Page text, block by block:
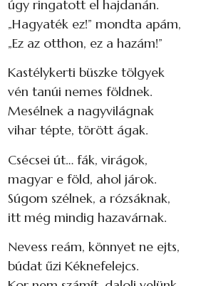
úgy ringatott el hajdanán.
„Hagyaték ez!” mondta apám,
„Ez az otthon, ez a hazám!”
Kastélykerti büszke tölgyek
vén tanúi nemes földnek.
Mesélnek a nagyvilágnak
vihar tépte, törött ágak.
Csécsei út… fák, virágok,
magyar e föld, ahol járok.
Súgom szélnek, a rózsáknak,
itt még mindig hazavárnak.
Nevess reám, könnyet ne ejts,
búdat űzi Kéknefelejcs.